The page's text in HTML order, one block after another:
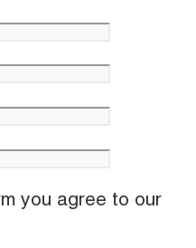
you agree to our